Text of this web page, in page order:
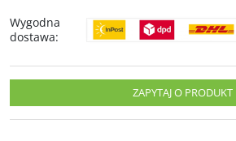
Wygodna
dostawa:
ZAPYTAJ O PRODUKT